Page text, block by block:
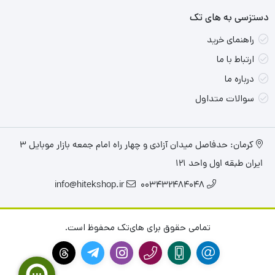
دستزسی به های تک
راهنمای خرید
ارتباط با ما
درباره ما
سوالات متداول
کرمان: حدفاصل میدان آزادی و چهار راه امام جمعه بازار موبایل ۳
ایران طبقه اول واحد ۱۲۱
003432484048
info@hitekshop.ir
تمامی حقوق برای های‌تک محفوظ است.